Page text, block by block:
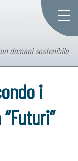
domani sostenibile
i